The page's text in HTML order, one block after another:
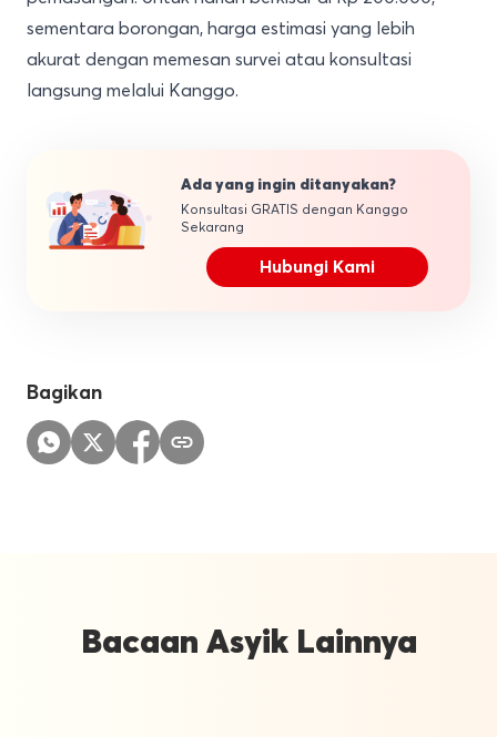
sementara borongan, harga estimasi yang lebih
akurat dengan memesan survei atau konsultasi
langsung melalui Kanggo.
Ada yang ingin ditanyakan?
Konsultasi GRATIS dengan Kanggo
Sekarang
Hubungi Kami
Bagikan
Bacaan Asyik Lainnya